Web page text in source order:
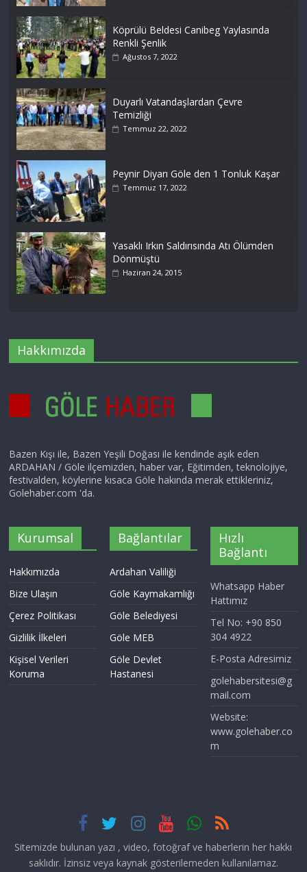
Köprülü Beldesi Canibeg Yaylasında
Renkli Şenlik
Ağustos 7, 2022
Duyarlı Vatandaşlardan Çevre
Temizliği
Temmuz 22, 2022
Peynir Diyarı Göle den 1 Tonluk Kaşar
Temmuz 17, 2022
Yasaklı Irkın Saldırısında Atı Ölümden
Dönmüştü
Haziran 24, 2015
Hakkımızda
Bazen Kışı ile, Bazen Yeşili Doğası ile kendinde aşık eden
ARDAHAN / Göle ilçemizden, haber var, Eğitimden, teknolojiye,
festivalden, köylerine kısaca Göle hakında merak ettikleriniz,
Golehaber.com 'da.
Kurumsal
Hakkımızda
Bize Ulaşın
Çerez Politikası
Gizlilik İlkeleri
Kişisel Verileri
Koruma
Bağlantılar
Ardahan Valiliği
Göle Kaymakamlığı
Göle Belediyesi
Göle MEB
Göle Devlet
Hastanesi
Hızlı
Bağlantı
Whatsapp Haber
Hattımız
Tel No: +90 850
304 4922
E-Posta Adresimiz
golehabersitesi@g
mail.com
Website:
www.golehaber.co
m
Sitemizde bulunan yazı , video, fotoğraf ve haberlerin her hakkı
saklıdır. İzinsiz veya kaynak gösterilemeden kullanılamaz.